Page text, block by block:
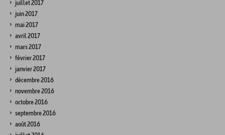
juillet 2017
juin 2017
mai 2017
avril 2017
mars 2017
février 2017
janvier 2017
décembre 2016
novembre 2016
octobre 2016
septembre 2016
août 2016